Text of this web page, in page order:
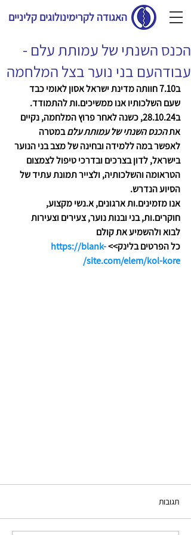
האגודה לקרימינולוגים קליניים
הכנס השנתי של עמותת עלם -
עבודהעם בני נוער בצל המלחמה
ב7.10 חוותה מדינת ישראל אסון לאומי כבד
שעם השלכותיו אנו ממשיכים.ות להתמודד.
ב28.10.24, כשנה לאחר פרוץ המלחמה, נקיים
את הכנס השנתי של עמותת עלם במטרה
לאפשר במה ללמידה ובחינה של מצב בני הנוער
בישראל, לדון בצרכים ובדרכי טיפול לצמצום
הטראומה והשלכותיה, ולצייר תמונת עתיד של
הסיוע הנדרש.
אנו מזמינים.ות ארגונים, א.נשי מקצוע,
חוקרים.ות, בני ובנות נוער, צעירים וצעירות
לבוא ולהשמיע את קולם
כל הפרטים בלינק>> https://blank-
site.com/elem/kol-kore/
תגובות